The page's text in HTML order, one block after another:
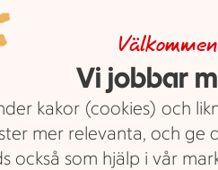
Vi jobbar
kakor (cookies) och
mer relevanta, och ge
också som hjälp i vår